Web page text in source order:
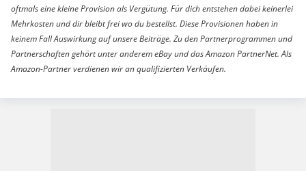
oftmals eine kleine Provision als Vergütung. Für dich entstehen dabei keinerlei
Mehrkosten und dir bleibt frei wo du bestellst. Diese Provisionen haben in
keinem Fall Auswirkung auf unsere Beiträge. Zu den Partnerprogrammen und
Partnerschaften gehört unter anderem eBay und das Amazon PartnerNet. Als
Amazon-Partner verdienen wir an qualifizierten Verkäufen.